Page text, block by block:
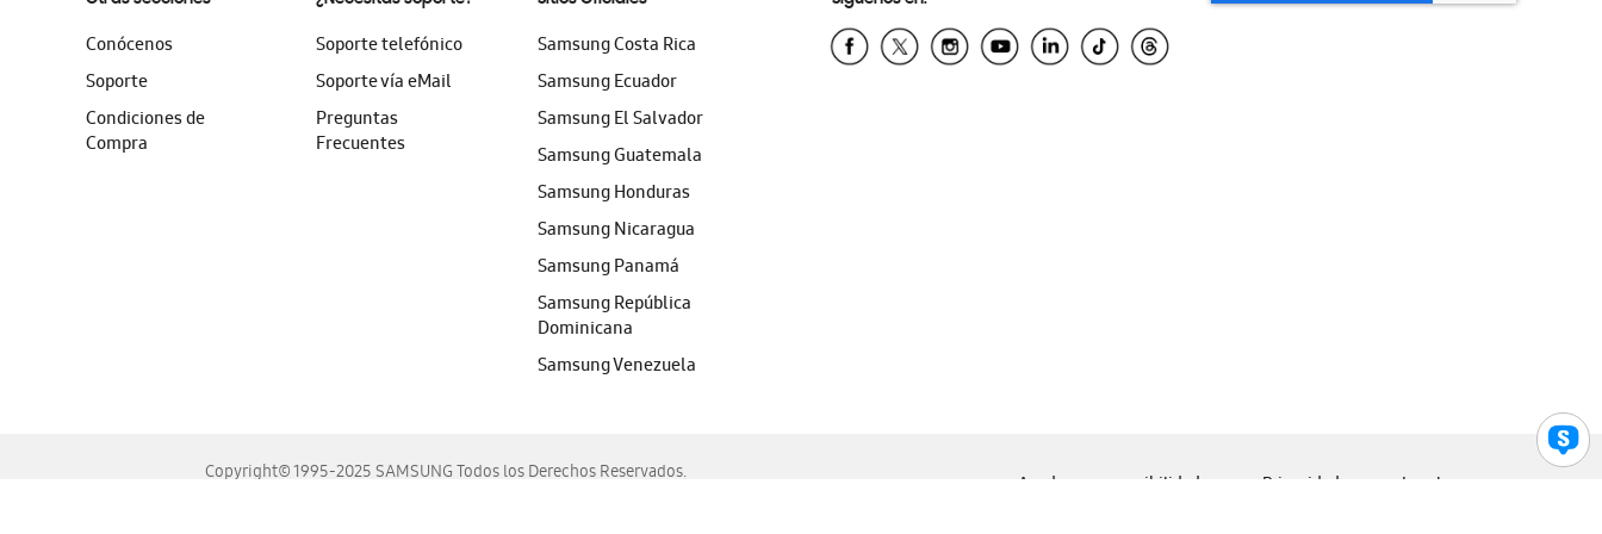
Conócenos
Soporte
Condiciones de
Compra
Soporte telefónico
Soporte vía eMail
Preguntas
Frecuentes
Samsung Costa Rica
Samsung Ecuador
Samsung El Salvador
Samsung Guatemala
Samsung Honduras
Samsung Nicaragua
Samsung Panamá
Samsung República
Dominicana
Samsung Venezuela
Copyright© 1995-2025 SAMSUNG Todos los Derechos Reservados.
Ayuda para accesibilidad Privacidad Legal